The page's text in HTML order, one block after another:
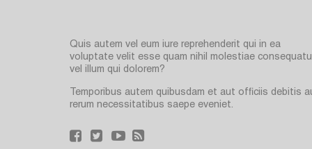
Quis autem vel eum iure reprehenderit qui in ea
voluptate velit esse quam nihil molestiae
vel illum qui dolorem?
Temporibus autem quibusdam et aut officiis debitis
rerum necessitatibus saepe eveniet.